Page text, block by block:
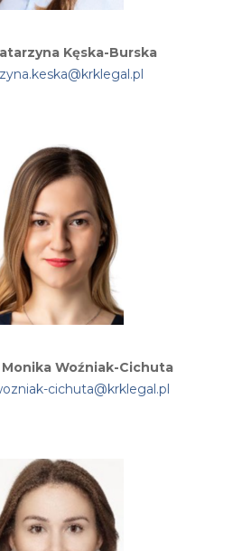
Kęska-Burska
Monika Woźniak-Cichuta
cichuta@krklegal.pl